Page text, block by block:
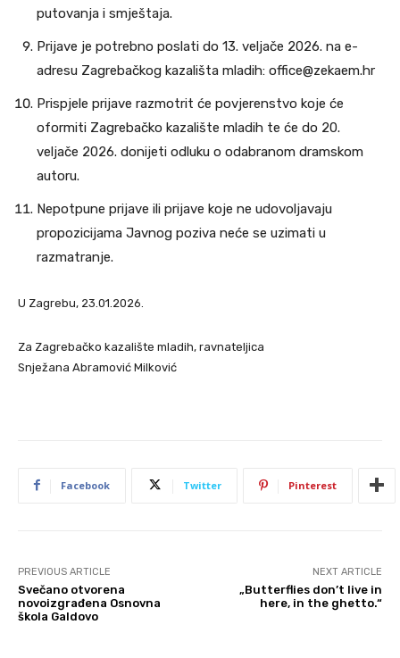
putovanja i smještaja.
Prijave je potrebno poslati do 13. veljače 2026. na e-
adresu Zagrebačkog kazališta mladih: office@zekaem.hr
Prispjele prijave razmotrit će povjerenstvo koje će
oformiti Zagrebačko kazalište mladih te će do 20.
veljače 2026. donijeti odluku o odabranom dramskom
autoru.
Nepotpune prijave ili prijave koje ne udovoljavaju
propozicijama Javnog poziva neće se uzimati u
razmatranje.
U Zagrebu, 23.01.2026.
Za Zagrebačko kazalište mladih, ravnateljica
Snježana Abramović Milković
Facebook Twitter Pinterest
PREVIOUS ARTICLE
Svečano otvorena
novoizgrađena Osnovna
škola Galdovo
NEXT ARTICLE
„Butterflies don’t live in
here, in the ghetto.“